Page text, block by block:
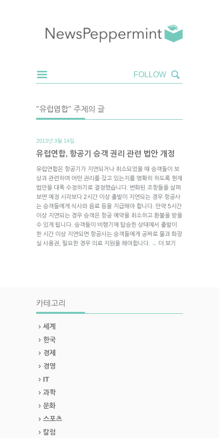
"유럽엽합" 주제의 글
2013년 3월 14일.
유럽연합, 항공기 승객 권리 관련 법안 개정
유럽연합은 항공기가 지연되거나 취소되었을 때 승객들이 보
상과 관련하여 어떤 권리를 갖고 있는지를 명확히 하도록 현재
법안을 대폭 수정하기로 결정했습니다. 변화된 조항들을 살펴
보면 예정 시각보다 2시간 이상 출발이 지연되는 경우 항공사
는 승객들에게 식사와 음료 등을 지급해야 합니다. 만약 5시간
이상 지연되는 경우 승객은 항공 예약을 취소하고 환불을 받을
수 있게 됩니다. 승객들이 비행기에 탑승한 상태에서 출발이
한 시간 이상 지연되면 항공사는 승객들에게 공짜로 물과 화장
실 사용권, 필요한 경우 의료 지원을 해야합니다.
→ 더 보기
카테고리
세계
한국
경제
경영
IT
과학
문화
스포츠
칼럼